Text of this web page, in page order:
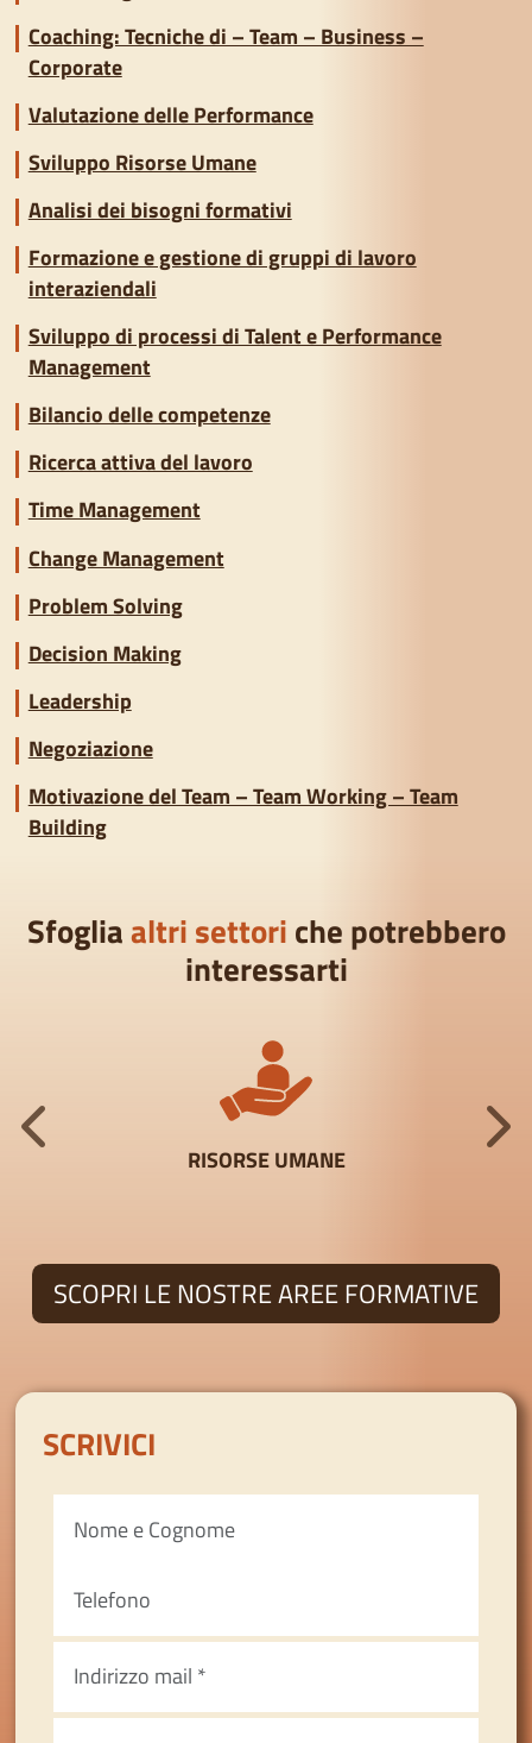
Coaching: Tecniche di – Team – Business –
Corporate
Valutazione delle Performance
Sviluppo Risorse Umane
Analisi dei bisogni formativi
Formazione e gestione di gruppi di lavoro
interaziendali
Sviluppo di processi di Talent e Performance
Management
Bilancio delle competenze
Ricerca attiva del lavoro
Time Management
Change Management
Problem Solving
Decision Making
Leadership
Negoziazione
Motivazione del Team – Team Working – Team
Building
Sfogliaaltri settoriche potrebbero
interessarti
RISORSE UMANE
SCOPRI LE NOSTRE AREE FORMATIVE
SCRIVICI